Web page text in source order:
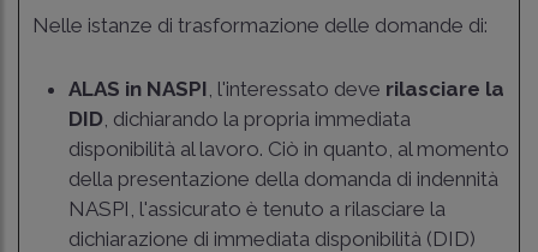
Nelle istanze di trasformazione delle domande di:
ALAS in NASPI , l'interessato deve rilasciare la
DID , dichiarando la propria immediata
disponibilità al lavoro. Ciò in quanto, al momento
della presentazione della domanda di indennità
NASPI, l'assicurato è tenuto a rilasciare la
dichiarazione di immediata disponibilità (DID)